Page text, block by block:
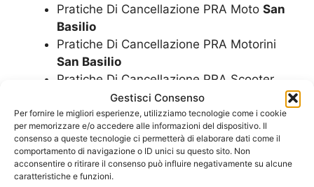
Gestisci Consenso
Per fornire le migliori esperienze, utilizziamo tecnologie come i cookie
per memorizzare e/o accedere alle informazioni del dispositivo. Il
consenso a queste tecnologie ci permetterà di elaborare dati come il
comportamento di navigazione o ID unici su questo sito. Non
acconsentire o ritirare il consenso può influire negativamente su alcune
caratteristiche e funzioni.
Pratiche Di Cancellazione PRA Moto San
Basilio
Pratiche Di Cancellazione PRA Motorini
San Basilio
Pratiche Di Cancellazione PRA Scooter
San Basilio
Pratiche Per Rottamazione AutoSan
Basilio
Pratiche Per Rottamazione Camion
Basilio